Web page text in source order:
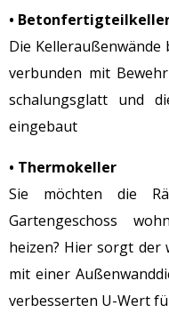
•
Die Kelleraußenwände
verbunden mit
schalungsglatt und
eingebaut
• Thermokeller
Sie möchten die
Gartengeschoss
heizen? Hier sorgt der
mit einer
verbesserten U-Wert